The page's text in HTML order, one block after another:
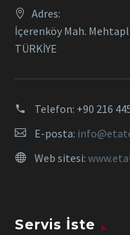
Adres:
İçerenköy Mah.
TÜRKİYE
Telefon: +90 216
E-posta:
Web sitesi:
Servis İste